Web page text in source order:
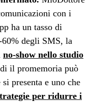
con i
ha un tasso di
degli SMS, la
no-show nello studio
il promemoria può
presenta e uno che
per ridurre i